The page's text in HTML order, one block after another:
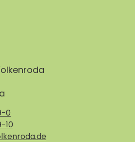
0
10